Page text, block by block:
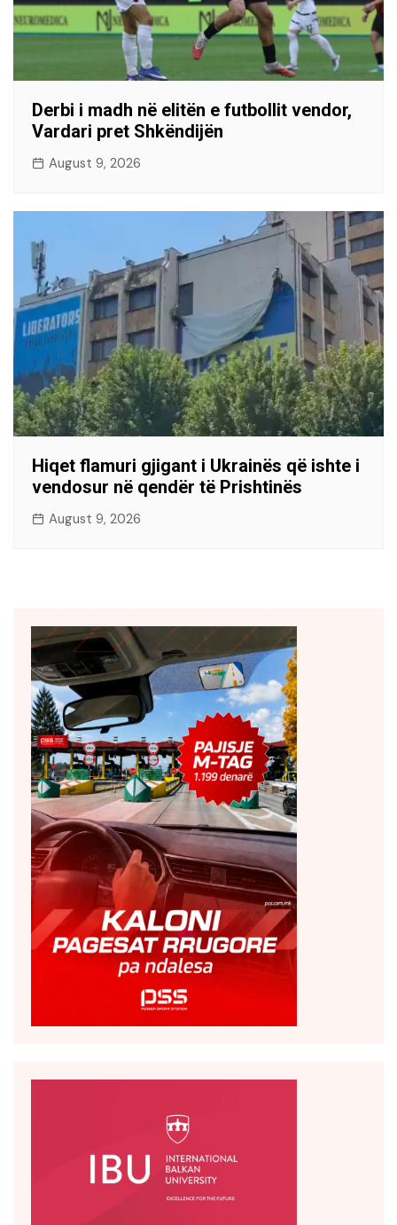
Derbi i madh në elitën e futbollit vendor,
Vardari pret Shkëndijën
August 9, 2026
Hiqet flamuri gjigant i Ukrainës që ishte i
vendosur në qendër të Prishtinës
August 9, 2026